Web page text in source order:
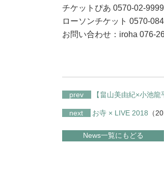
チケットぴあ 0570-02-
ローソンチケット 0570-
お問い合わせ：iroha 076-
prev 【畠山美由紀×小池
next お寺 × LIVE 2018 （
News一覧にもどる